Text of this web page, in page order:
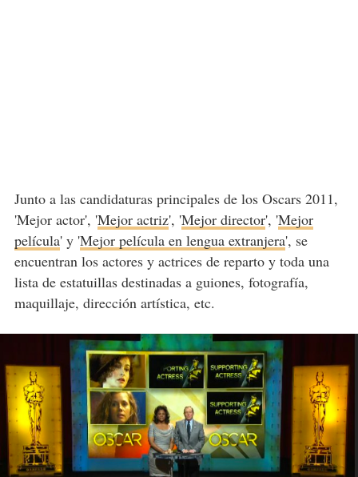
Junto a las candidaturas principales de los Oscars 2011,
'Mejor actor', 'Mejor actriz', 'Mejor director', 'Mejor
película' y 'Mejor película en lengua extranjera', se
encuentran los actores y actrices de reparto y toda una
lista de estatuillas destinadas a guiones, fotografía,
maquillaje, dirección artística, etc.